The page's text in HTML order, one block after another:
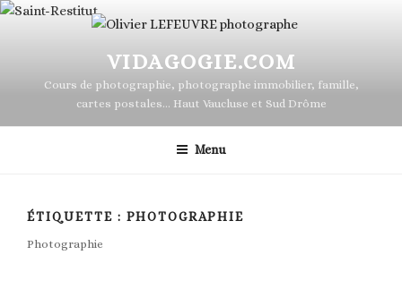
Aller
VIDAGOGIE.COM
Cours de photographie, photographe immobilier, famille,
cartes postales… Haut Vaucluse et Sud Drôme
Menu
ÉTIQUETTE : PHOTOGRAPHIE
Photographie